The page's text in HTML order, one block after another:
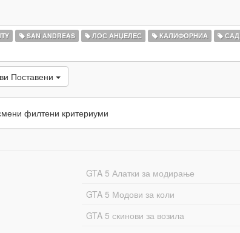
SAN ANDREAS ЛОС АНЏЕЛЕС КАЛИФОРНИА САД
Поставени
филтени критериуми
GTA 5 Алатки за модирање
GTA 5 Модови за коли
GTA 5 скинови за возила